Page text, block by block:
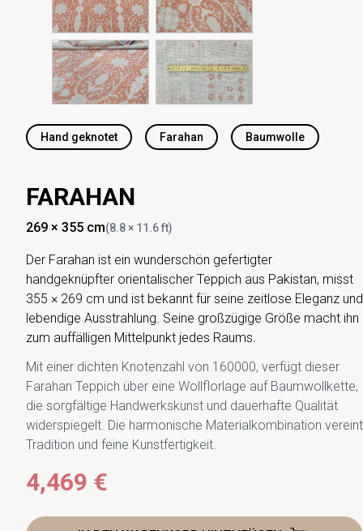
Hand geknotet Farahan Baumwolle
FARAHAN
269 × 355 cm(8.8 × 11.6 ft)
Der Farahan ist ein wunderschön gefertigter
handgeknüpfter orientalischer Teppich aus Pakistan, misst
355 × 269 cm und ist bekannt für seine zeitlose Eleganz und
lebendige Ausstrahlung. Seine großzügige Größe macht ihn
zum auffälligen Mittelpunkt jedes Raums.
Mit einer dichten Knotenzahl von 160000, verfügt dieser
Farahan Teppich über eine Wollflorlage auf Baumwollkette,
die sorgfältige Handwerkskunst und dauerhafte Qualität
widerspiegelt. Die harmonische Materialkombination vereint
Tradition und feine Kunstfertigkeit.
4,469 €